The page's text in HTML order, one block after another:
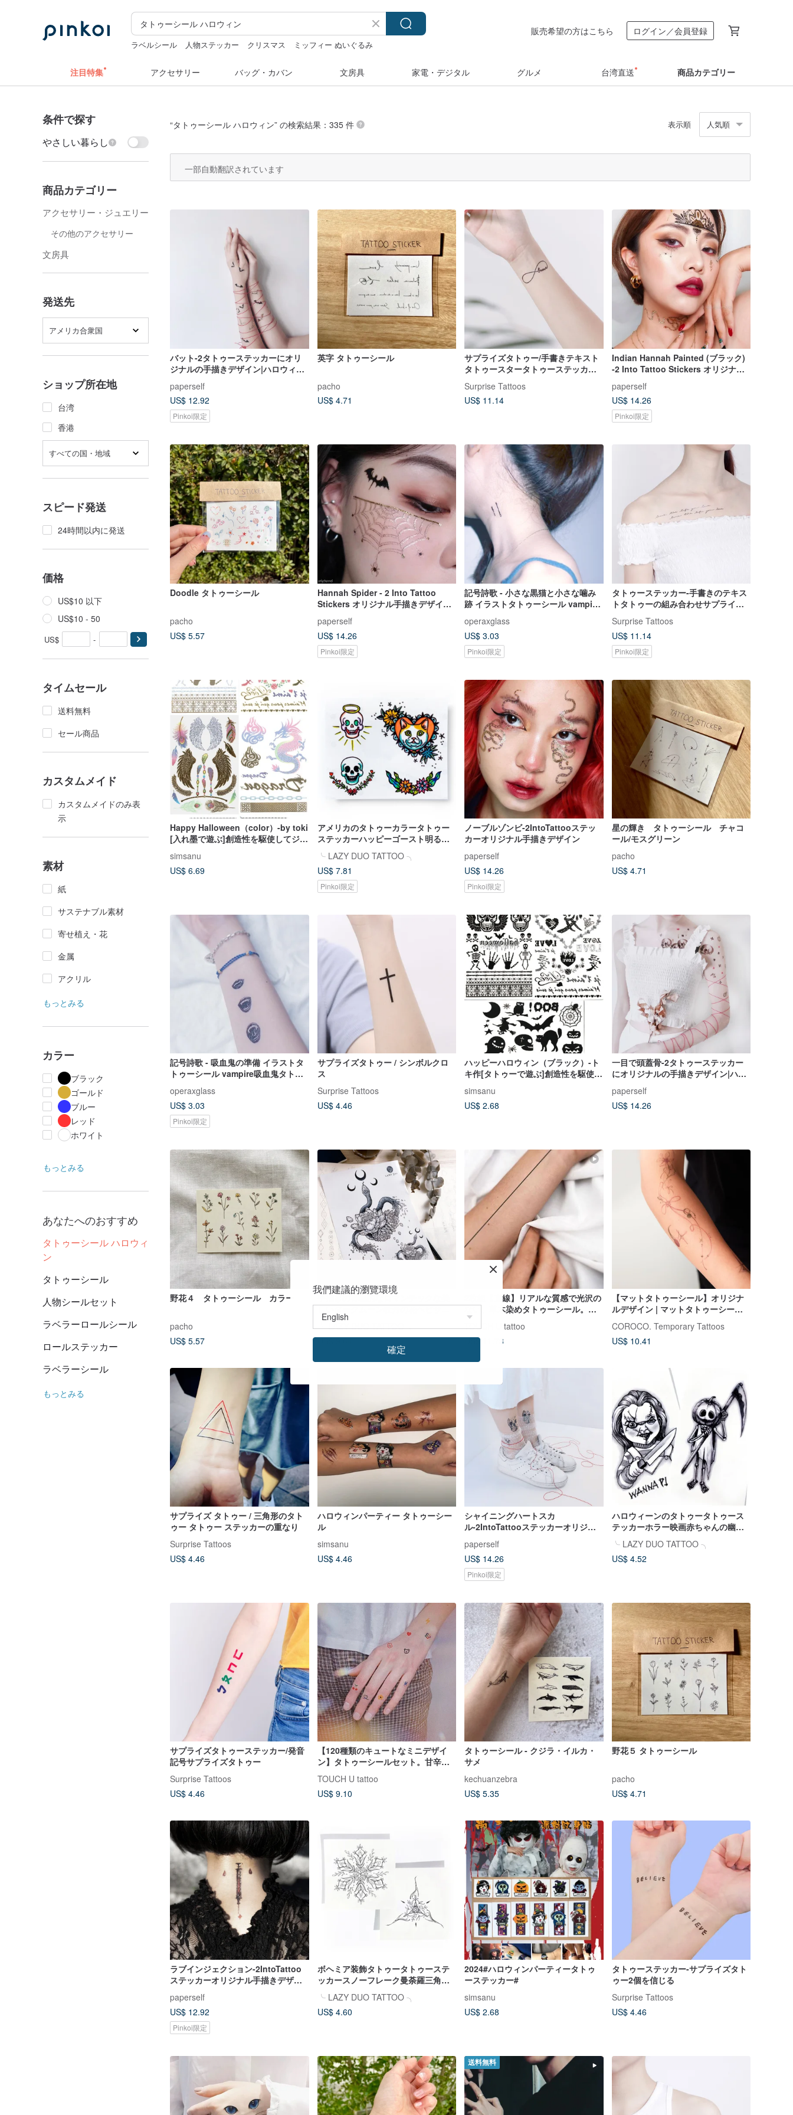
ラベルシール 人物ステッカー クリスマス
ミッフィー ぬいぐるみ
販売希望の方はこちら ログイン／会員登録
注目特集 アクセサリー バッグ・カバン 文房具 家電・デジタル グルメ 台湾直送 商品カテゴリー
条件で探す
やさしい暮らし
商品カテゴリー
アクセサリー・ジュエリー
その他のアクセサリー
文房具
発送先
アメリカ合衆国
ショップ所在地
台湾
香港
すべての国・地域
スピード発送
24時間以内に発送
価格
US$10 以下
US$10 - 50
US$ -
タイムセール
送料無料
セール商品
カスタムメイド
カスタムメイドのみ表
示
素材
紙
サステナブル素材
寄せ植え・花
金属
アクリル
もっとみる
カラー
ブラック
ゴールド
ブルー
レッド
ホワイト
もっとみる
あなたへのおすすめ
タトゥーシール ハロウィ
ン
タトゥーシール
人物シールセット
ラベラーロールシール
ロールステッカー
ラベラーシール
もっとみる
“タトゥーシール ハロウィン” の検索結果：335 件 表示順 人気順
一部自動翻訳されています
バット-2タトゥーステッカーにオリ
ジナルの手描きデザイン|ハロウィー
paperself
US$ 12.92
Pinkoi限定
英字 タトゥーシール
pacho
US$ 4.71
サプライズタトゥー/手書きテキスト
タトゥースタータトゥーステッカー
Surprise Tattoos
US$ 11.14
Indian Hannah Painted (ブラック)
-2 Into Tattoo Stickers オリジナル
ィーウェア
paperself
US$ 14.26
Pinkoi限定
Doodle タトゥーシール
pacho
US$ 5.57
Hannah Spider - 2 Into Tattoo
Stickers オリジナル手描きデザイン |
プ
paperself
US$ 14.26
Pinkoi限定
記号詩歌 - 小さな黒猫と小さな噛み
跡 イラストタトゥーシール vampire
operaxglass
US$ 3.03
Pinkoi限定
タトゥーステッカー-手書きのテキス
トタトゥーの組み合わせサプライズ
Surprise Tattoos
US$ 11.14
Pinkoi限定
Happy Halloween（color）-by toki
[入れ墨で遊ぶ]創造性を駆使してジュ
う
simsanu
US$ 6.69
アメリカのタトゥーカラータトゥー
ステッカーハッピーゴースト明るい
蛍光オレンジ猫天使悪魔ゴーストス
ケルトンボーンハロウィン
╰ LAZY DUO TATTOO ╮
US$ 7.81
Pinkoi限定
ノーブルゾンビ-2IntoTattooステッ
カーオリジナル手描きデザイン
paperself
US$ 14.26
Pinkoi限定
星の輝き タトゥーシール チャコ
ール/モスグリーン
pacho
US$ 4.71
記号詩歌 - 吸血鬼の準備 イラストタ
トゥーシール vampire吸血鬼タトゥ
ーシール
operaxglass
US$ 3.03
Pinkoi限定
サプライズタトゥー / シンボルクロ
ス
Surprise Tattoos
US$ 4.46
ハッピーハロウィン（ブラック）-ト
キ作[タトゥーで遊ぶ]創造性を駆使し
simsanu
US$ 2.68
一目で頭蓋骨-2タトゥーステッカー
にオリジナルの手描きデザイン|ハロ
ウィーン|パーティードレスアップ
paperself
US$ 14.26
野花４ タトゥーシール カラー
pacho
US$ 5.57
手描きの神秘的なロマンチックな美
しいダークムーン牡丹の花ヘビサソ
リタトゥータトゥーステッカー動物
パターンアンチセンシティブ
╰ LAZY DUO TATTOO ╮
US$ 9.64
2枚組【直線】リアルな質感で光沢の
ない、草木染めタトゥーシール。擦
っても落ちにくく、男女問わずお使
いいただけます。
TOUCH U tattoo
US$ 11.73
【マットタトゥーシール】オリジナ
ルデザイン | マットタトゥーシー
空
COROCO. Temporary Tattoos
US$ 10.41
サプライズ タトゥー / 三角形のタト
ゥー タトゥー ステッカーの重なり
Surprise Tattoos
US$ 4.46
ハロウィンパーティー タトゥーシー
ル
simsanu
US$ 4.46
シャイニングハートスカ
ル-2IntoTattooステッカーオリジナ
ル手描きデザイン|ハロウィン|パーテ
ィードレスアップ
paperself
US$ 14.26
Pinkoi限定
ハロウィーンのタトゥータトゥース
テッカーホラー映画赤ちゃんの幽霊
が魂に戻る夜の幽霊人形チャッキー
カボチャの頭蓋骨の骨
╰ LAZY DUO TATTOO ╮
US$ 4.52
サプライズタトゥーステッカー/発音
記号サプライズタトゥー
Surprise Tattoos
US$ 4.46
【120種類のキュートなミニデザイ
ン】タトゥーシールセット。甘辛ミ
ックスなスタイルを演出し、リアル
な質感と優れた防水性で長持ち。男
女問わずお使いいただけます。
TOUCH U tattoo
US$ 9.10
タトゥーシール - クジラ・イルカ・
サメ
kechuanzebra
US$ 5.35
野花５ タトゥーシール
pacho
US$ 4.71
ラブインジェクション-2IntoTattoo
ステッカーオリジナル手描きデザイ
プ
paperself
US$ 12.92
Pinkoi限定
ボヘミア装飾タトゥータトゥーステ
ッカースノーフレーク曼荼羅三角幾
╰ LAZY DUO TATTOO ╮
US$ 4.60
2024#ハロウィンパーティータトゥ
ーステッカー#
simsanu
US$ 2.68
タトゥーステッカー-サプライズタト
ゥー2個を信じる
Surprise Tattoos
US$ 4.46
送料無料
我們建議的瀏覽環境
確定